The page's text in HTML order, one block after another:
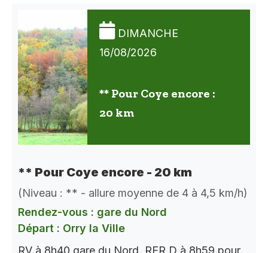
DIMANCHE
16/08/2026
** Pour Coye encore :
20 km
** Pour Coye encore - 20 km
(Niveau : ** - allure moyenne de 4 à 4,5 km/h)
Rendez-vous : gare du Nord
Départ : Orry la Ville